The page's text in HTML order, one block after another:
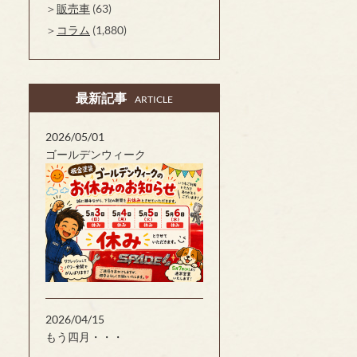
販売車 (63)
コラム (1,880)
最新記事 ARTICLE
2026/05/01
ゴールデンウィーク
2026/04/15
もう四月・・・